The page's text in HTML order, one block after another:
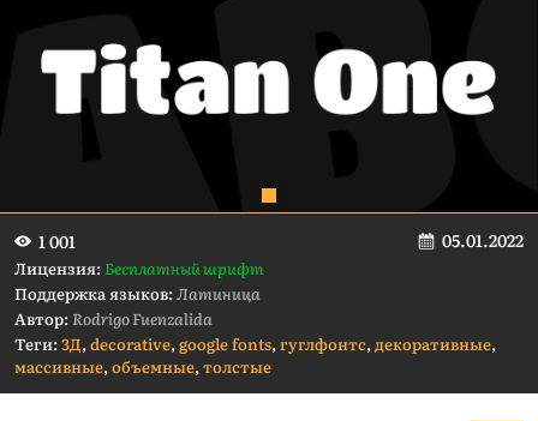
1 001 05.01.2022
Лицензия:Бесплатный шрифт
Поддержка языков:Латиница
Автор:Rodrigo Fuenzalida
Теги:3Д,decorative,google fonts,гуглфонтс,декоративные,
массивные,объемные,толстые